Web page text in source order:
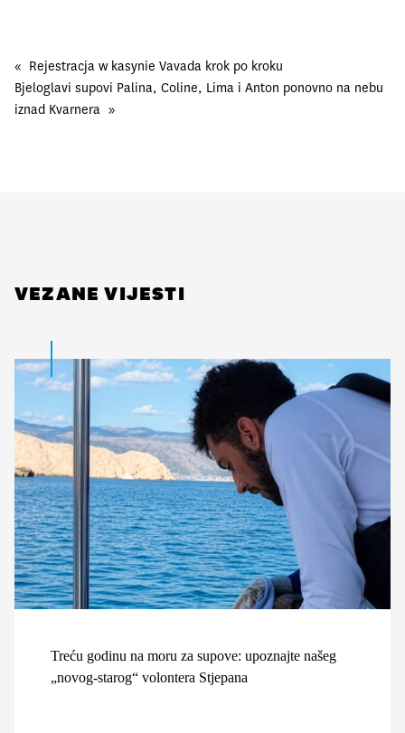
« Rejestracja w kasynie Vavada krok po kroku
Bjeloglavi supovi Palina, Coline, Lima i Anton ponovno na nebu
iznad Kvarnera »
VEZANE VIJESTI
Treću godinu na moru za supove: upoznajte našeg
„novog-starog“ volontera Stjepana